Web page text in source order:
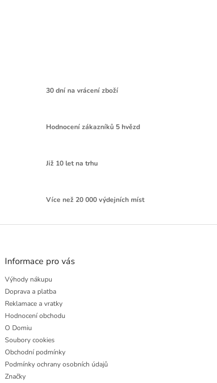
30 dní na vrácení zboží
Hodnocení zákazníků 5 hvězd
Již 10 let na trhu
Více než 20 000 výdejních míst
Z
Informace pro vás
Výhody nákupu
Doprava a platba
Reklamace a vratky
Hodnocení obchodu
O Domiu
Soubory cookies
Obchodní podmínky
Podmínky ochrany osobních údajů
Značky